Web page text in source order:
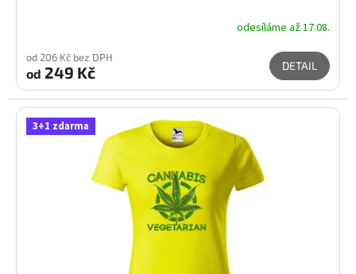
odesíláme až 17.08.
od 206 Kč bez DPH
od 249 Kč DETAIL
3+1 zdarma